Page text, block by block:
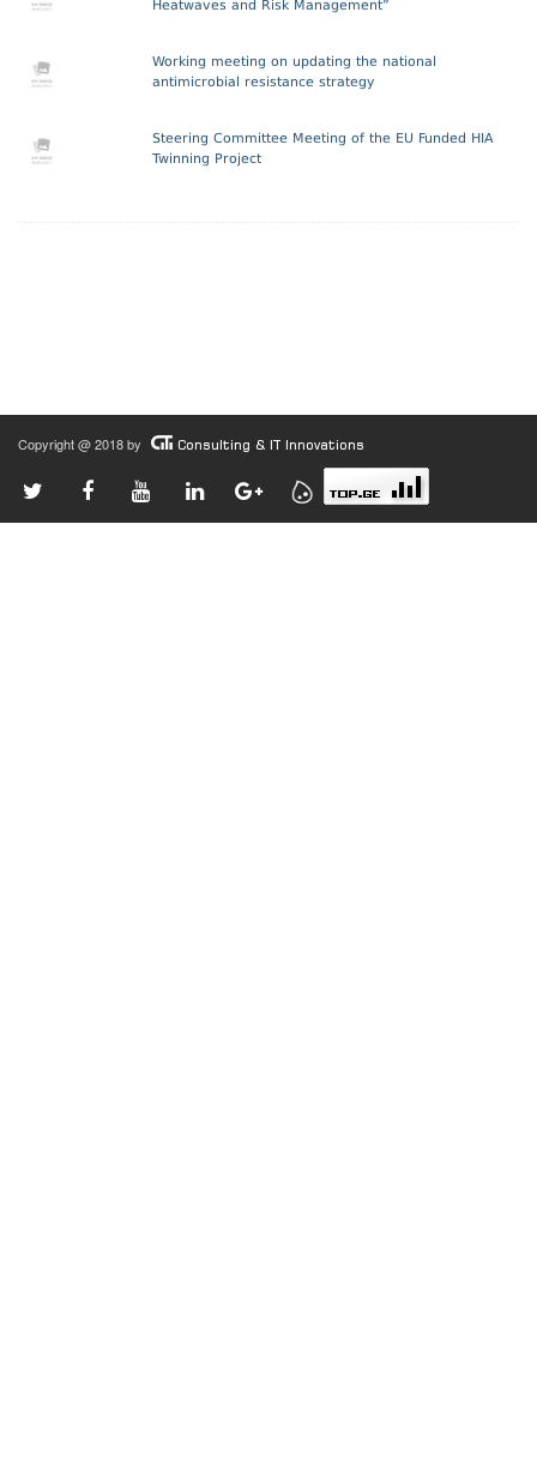
Heatwaves and Risk Management”
Working meeting on updating the national
antimicrobial resistance strategy
Steering Committee Meeting of the EU Funded HIA
Twinning Project
Copyright @ 2018 by Consulting & IT Innovations